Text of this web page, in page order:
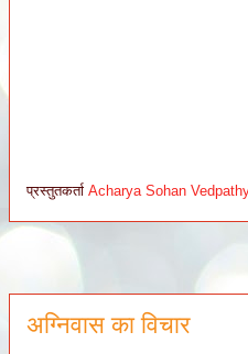
प्रस्तुतकर्ता Acharya Sohan
अग्निवास का विचार